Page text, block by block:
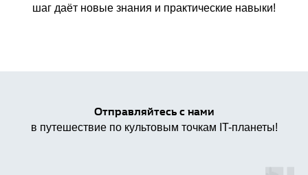
шаг даёт новые знания и практические навыки!
Отправляйтесь с нами
в путешествие по культовым точкам IT-планеты!